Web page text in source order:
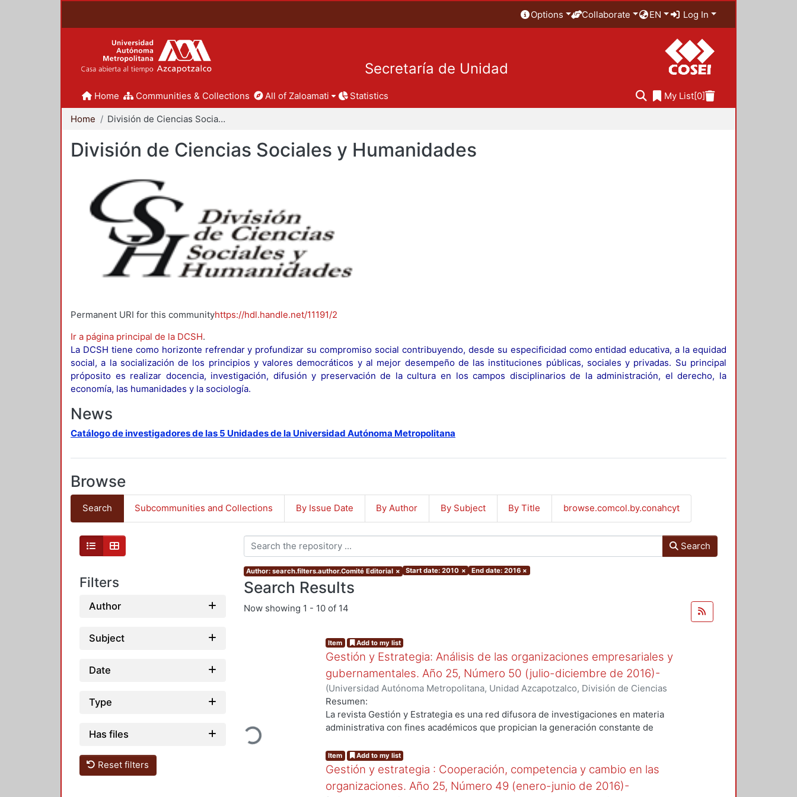
Options Collaborate EN Log In
Secretaría de Unidad
Home Communities & Collections All of Zaloamati Statistics My List[0]
Home División de Ciencias Sociales y Humanidades
División de Ciencias Sociales y Humanidades
Permanent URI for this communityhttps://hdl.handle.net/11191/2
Ir a página principal de la DCSH.
La DCSH tiene como horizonte refrendar y profundizar su compromiso social contribuyendo, desde su especificidad como entidad educativa, a la equidad
social, a la socialización de los principios y valores democráticos y al mejor desempeño de las instituciones públicas, sociales y privadas. Su principal
próposito es realizar docencia, investigación, difusión y preservación de la cultura en los campos disciplinarios de la administración, el derecho, la
economía, las humanidades y la sociología.
News
Catálogo de investigadores de las 5 Unidades de la Universidad Autónoma Metropolitana
Browse
Search Subcommunities and Collections By Issue Date By Author By Subject By Title browse.comcol.by.conahcyt
Filters
Author
Subject
Date
Type
Has files
Reset filters
Search
Author: search.filters.author.Comité Editorial × Start date: 2010 × End date: 2016 ×
Search Results
Now showing 1 - 10 of 14
Loading...
Item Add to my list
Gestión y Estrategia: Análisis de las organizaciones empresariales y
gubernamentales. Año 25, Número 50 (julio-diciembre de 2016)-
(Universidad Autónoma Metropolitana, Unidad Azcapotzalco, División de Ciencias
Sociales y Humanidades, Departamento de Administración
Editorial
Resumen:
La revista Gestión y Estrategia es una red difusora de investigaciones en materia
administrativa con fines académicos que propician la generación constante de
espacio en que los autores pueden dar a conocer los resultados de sus
investigaciones y compartirlas con la comunidad universitaria.
En su edición número cincuenta, se analizara la organización en sus dos tipos:
empresarial y gubernamental. La gestión de cada una de ellas es diferente e
Item Add to my list
Gestión y estrategia : Cooperación, competencia y cambio en las
organizaciones. Año 25, Número 49 (enero-junio de 2016)-